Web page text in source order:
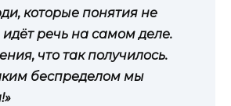
которые понятия не
речь на самом деле.
что так получилось.
беспределом мы